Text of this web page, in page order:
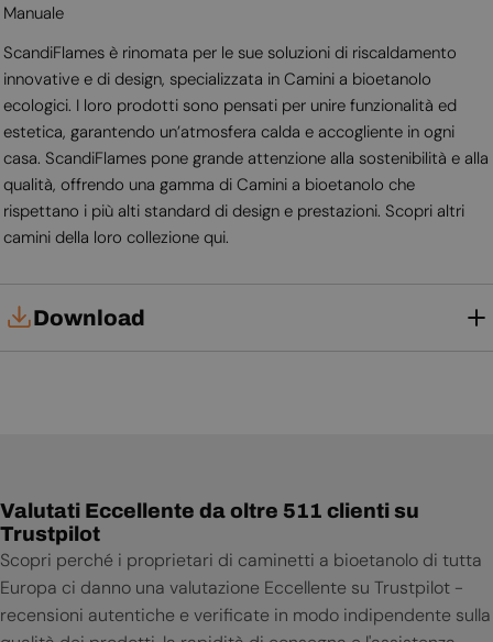
Manuale
ScandiFlames è rinomata per le sue soluzioni di riscaldamento
innovative e di design, specializzata in Camini a bioetanolo
ecologici. I loro prodotti sono pensati per unire funzionalità ed
estetica, garantendo un’atmosfera calda e accogliente in ogni
casa. ScandiFlames pone grande attenzione alla sostenibilità e alla
qualità, offrendo una gamma di Camini a bioetanolo che
rispettano i più alti standard di design e prestazioni. Scopri altri
camini della loro collezione qui.
Download
Valutati Eccellente da oltre 511 clienti su
Trustpilot
Scopri perché i proprietari di caminetti a bioetanolo di tutta
Europa ci danno una valutazione Eccellente su Trustpilot -
recensioni autentiche e verificate in modo indipendente sulla